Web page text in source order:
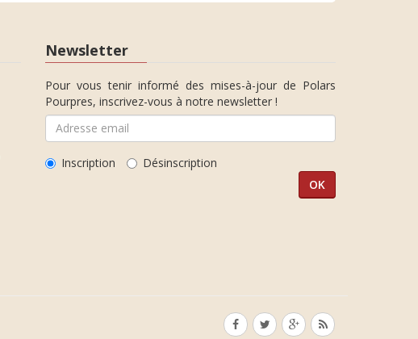
Newsletter
Pour vous tenir informé des mises-à-jour de Polars
Pourpres, inscrivez-vous à notre newsletter !
Inscription Désinscription